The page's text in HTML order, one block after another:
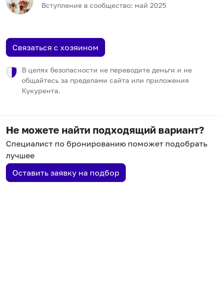
Вступление в сообщество: май 2025
Связаться с хозяином
В целях безопасности не переводите деньги и не
общайтесь за пределами сайта или приложения
Кукурента.
Не можете найти подходящий вариант?
Специалист по бронированию поможет подобрать
лучшее
Оставить заявку на подбор